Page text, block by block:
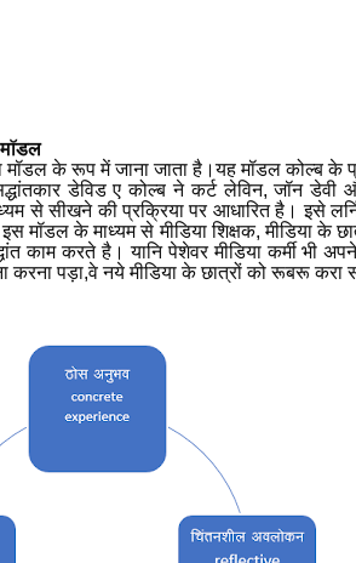
मॉडल
मॉडल के रूप में जाना जाता है।यह मॉडल कोल्ब
डेविड ए कोल्ब ने कर्ट लेविन,जॉन डेवी
से सीखने की प्रक्रिया पर आधारित है। इसे
मॉडल के माध्यम से मीडिया शिक्षक, मीडिया के
काम करते है। यानि पेशेवर मीडिया कर्मी
करना पड़ा,वे नये मीडिया के छात्रों को रूबरू करा